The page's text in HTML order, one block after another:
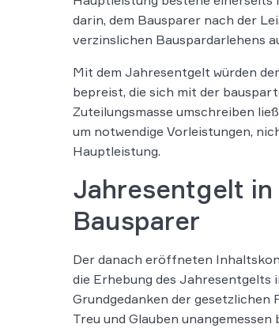
darin, dem Bausparer nach der
verzinslichen Bauspardarlehens
Mit dem Jahresentgelt würden
bepreist, die sich mit der
Zuteilungsmasse umschreiben
um notwendige Vorleistungen,
Hauptleistung.
Jahresentgelt
Bausparer
Der danach eröffneten
die Erhebung des Jahresentgelts
Grundgedanken der gesetzlichen
Treu und Glauben